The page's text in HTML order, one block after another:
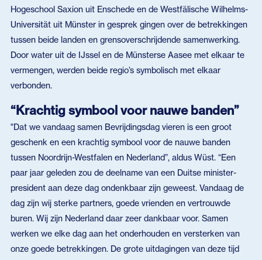
Hogeschool Saxion uit Enschede en de Westfälische Wilhelms-
Universität uit Münster in gesprek gingen over de betrekkingen
tussen beide landen en grensoverschrijdende samenwerking.
Door water uit de IJssel en de Münsterse Aasee met elkaar te
vermengen, werden beide regio’s symbolisch met elkaar
verbonden.
“Krachtig symbool voor nauwe banden”
"Dat we vandaag samen Bevrijdingsdag vieren is een groot
geschenk en een krachtig symbool voor de nauwe banden
tussen Noordrijn-Westfalen en Nederland”, aldus Wüst. “Een
paar jaar geleden zou de deelname van een Duitse minister-
president aan deze dag ondenkbaar zijn geweest. Vandaag de
dag zijn wij sterke partners, goede vrienden en vertrouwde
buren. Wij zijn Nederland daar zeer dankbaar voor. Samen
werken we elke dag aan het onderhouden en versterken van
onze goede betrekkingen. De grote uitdagingen van deze tijd